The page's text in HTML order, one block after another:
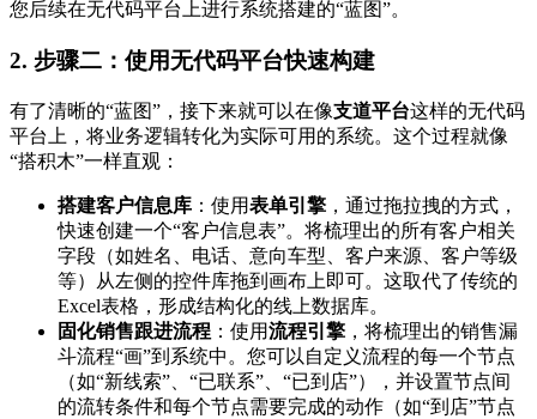
您后续在无代码平台上进行系统搭建的“蓝图”。
2. 步骤二：使用无代码平台快速构建
有了清晰的“蓝图”，接下来就可以在像支道平台这样的无代码
平台上，将业务逻辑转化为实际可用的系统。这个过程就像
“搭积木”一样直观：
搭建客户信息库 ：使用表单引擎 ，通过拖拉拽的方式，
快速创建一个“客户信息表”。将梳理出的所有客户相关
字段（如姓名、电话、意向车型、客户来源、客户等级
等）从左侧的控件库拖到画布上即可。这取代了传统的
Excel表格，形成结构化的线上数据库。
固化销售跟进流程 ：使用流程引擎 ，将梳理出的销售漏
斗流程“画”到系统中。您可以自定义流程的每一个节点
（如“新线索”、“已联系”、“已到店”），并设置节点间
的流转条件和每个节点需要完成的动作（如“到店”节点